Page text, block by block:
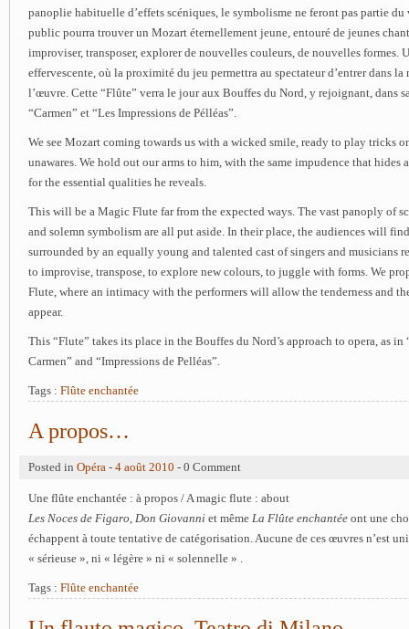
panoplie habituelle d’effets scéniques, le symbolisme ne feront pas partie du
public pourra trouver un Mozart éternellement jeune, entouré de jeunes
improviser, transposer, explorer de nouvelles couleurs, de nouvelles formes.
effervescente, où la proximité du jeu permettra au spectateur d’entrer dans la
l’œuvre. Cette “Flûte” verra le jour aux Bouffes du Nord, y rejoignant, dans
“Carmen” et “Les Impressions de Pélléas”.
We see Mozart coming towards us with a wicked smile, ready to play tricks
unawares. We hold out our arms to him, with the same impudence that hides
for the essential qualities he reveals.
This will be a Magic Flute far from the expected ways. The vast panoply of
and solemn symbolism are all put aside. In their place, the audiences will
surrounded by an equally young and talented cast of singers and musicians
to improvise, transpose, to explore new colours, to juggle with forms. We
Flute, where an intimacy with the performers will allow the tenderness and
appear.
This “Flute” takes its place in the Bouffes du Nord’s approach to opera, as in
Carmen” and “Impressions de Pelléas”.
Tags : Flûte enchantée
A propos…
Posted in Opéra - 4 août 2010 - 0 Comment
Une flûte enchantée : à propos / A magic flute : about
Les Noces de Figaro Don Giovanni et même La Flûte enchantée ont une
échappent à toute tentative de catégorisation. Aucune de ces œuvres n’est
« sérieuse », ni « légère » ni « solennelle » .
Tags : Flûte enchantée